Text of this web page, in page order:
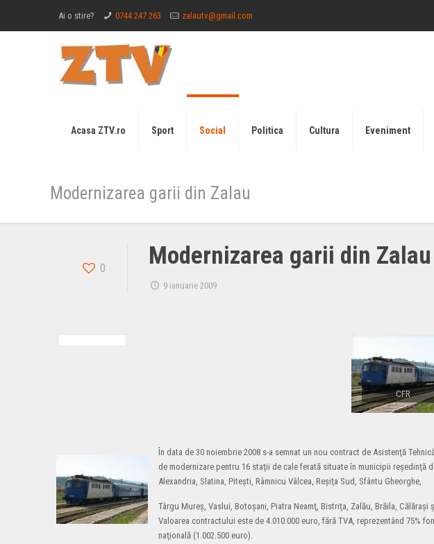
Ai o stire? 0744 247 263 zalautv@gmail.com
Acasa ZTV.ro Sport Social Politica Cultura Eveniment
Modernizarea garii din Zalau
0 Modernizarea garii din Zalau
9 ianuarie 2009
CFR
În data de 30 noiembrie 2008 s-a semnat un nou contract de Asistenţă
de modernizare pentru 16 staţii de cale ferată situate în municipii reşedinţă
Alexandria, Slatina, Piteşti, Râmnicu Vâlcea, Reşiţa Sud, Sfântu Gheorghe,
Târgu Mureş, Vaslui, Botoşani, Piatra Neamţ, Bistriţa, Zalău, Brăila, Călăraşi
Valoarea contractului este de 4.010.000 euro, fără TVA, reprezentând 75%
naţională (1.002.500 euro).